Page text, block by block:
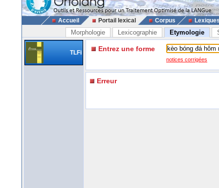
Accueil Portail lexical Corpus
Morphologie Lexicographie Etymologie
TLFi Entrez une forme
notices corrigées
Erreur